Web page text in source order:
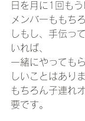
日を月に1回もう
メンバーももち
しもし、手伝っ
いれば、
一緒にやっても
しいことはあり
もちろん子連れ
要です。